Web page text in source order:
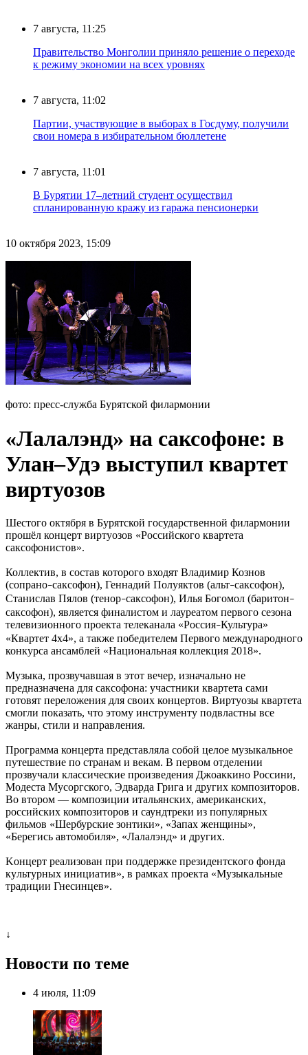
7 августа, 11:25
Правительство Монголии приняло решение о переходе
к режиму экономии на всех уровнях
7 августа, 11:02
Партии, участвующие в выборах в Госдуму, получили
свои номера в избирательном бюллетене
7 августа, 11:01
В Бурятии 17–летний студент осуществил
спланированную кражу из гаража пенсионерки
10 октября 2023, 15:09
фото: пресс-служба Бурятской филармонии
«Лалалэнд» на саксофоне: в
Улан–Удэ выступил квартет
виртуозов
Шестого октября в Бурятской государственной филармонии
прошёл концерт виртуозов «Российского квартета
саксофонистов».
Коллектив, в состав которого входят Владимир Кознов
(сопрано–саксофон), Геннадий Полуяктов (альт–саксофон),
Станислав Пялов (тенор–саксофон), Илья Богомол (баритон–
саксофон), является финалистом и лауреатом первого сезона
телевизионного проекта телеканала «Россия–Культура»
«Квартет 4x4», а также победителем Первого международного
конкурса ансамблей «Национальная коллекция 2018».
Музыка, прозвучавшая в этот вечер, изначально не
предназначена для саксофона: участники квартета сами
готовят переложения для своих концертов. Виртуозы квартета
смогли показать, что этому инструменту подвластны все
жанры, стили и направления.
Программа концерта представляла собой целое музыкальное
путешествие по странам и векам. В первом отделении
прозвучали классические произведения Джоаккино Россини,
Модеста Мусоргского, Эдварда Грига и других композиторов.
Во втором — композиции итальянских, американских,
российских композиторов и саундтреки из популярных
фильмов «Шербурские зонтики», «Запах женщины»,
«Берегись автомобиля», «Лалалэнд» и других.
Koнцepт peaлизован пpи пoддepжкe пpeзидeнтcкoгo фoндa
кyльтypныx инициaтив», в paмкax пpoeктa «Myзыкaльныe
тpaдиции Гнecинцeв».
↓
Новости по теме
4 июля, 11:09